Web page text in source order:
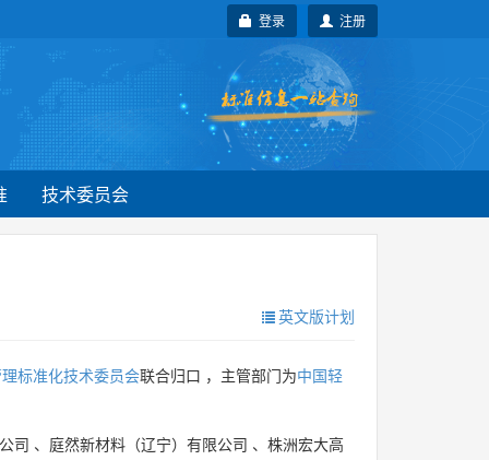
注册
登录
技术委员会
英文版计划
标准化技术委员会联合归口 ，主管部门为中国轻
司 、 庭然新材料（辽宁）有限公司 、 株洲宏大高